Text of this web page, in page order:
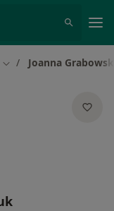
Zmień miasto
Joanna